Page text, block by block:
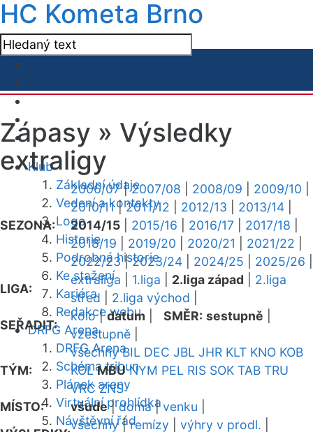
HC Kometa Brno
Klub
Základní údaje
Vedení a kontakty
Logo
Historie
Podrobná historie
Ke stažení
Kariéra
Redakce webu
DRFG Arena
DRFG Arena
Schéma tribun
Plánek areny
Virtuální prohlídka
Návštěvní řád
Zápasy » Výsledky
extraligy
SEZONA:
2006/07|2007/08 2008/09 2009/10
2010/11|2011/12 2012/13 2013/14
2014/15
2015/16 2016/17 2017/18
2018/19
2019/20 2020/21 2021/22
2022/23|2023/24 2024/25 2025/26
LIGA:
extraliga 1.liga 2.liga západ
2.liga
střed
2.liga východ
SEŘADIT:
kolo|datum SMĚR: sestupně
vzestupně
TÝM:
všechny BIL DEC JBL JHR KLT KNO KOB
KOL MBU NYM PEL RIS SOK TAB TRU
VRC ZNS
MÍSTO:
všude|doma|venku
všechny|remízy výhry v prodl.